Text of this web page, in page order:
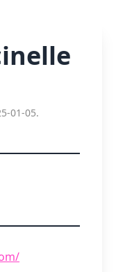
01-05.